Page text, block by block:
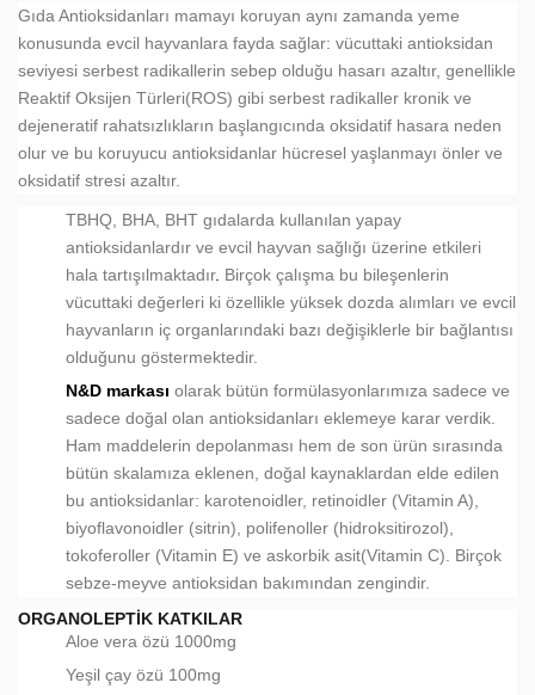
Gıda Antioksidanları mamayı koruyan aynı zamanda yeme
konusunda evcil hayvanlara fayda sağlar: vücuttaki antioksidan
seviyesi serbest radikallerin sebep olduğu hasarı azaltır, genellikle
Reaktif Oksijen Türleri(ROS) gibi serbest radikaller kronik ve
dejeneratif rahatsızlıkların başlangıcında oksidatif hasara neden
olur ve bu koruyucu antioksidanlar hücresel yaşlanmayı önler ve
oksidatif stresi azaltır.
TBHQ, BHA, BHT gıdalarda kullanılan yapay
antioksidanlardır ve evcil hayvan sağlığı üzerine etkileri
hala tartışılmaktadır. Birçok çalışma bu bileşenlerin
vücuttaki değerleri ki özellikle yüksek dozda alımları ve evcil
hayvanların iç organlarındaki bazı değişiklerle bir bağlantısı
olduğunu göstermektedir.
N&D markası olarak bütün formülasyonlarımıza sadece ve
sadece doğal olan antioksidanları eklemeye karar verdik.
Ham maddelerin depolanması hem de son ürün sırasında
bütün skalamıza eklenen, doğal kaynaklardan elde edilen
bu antioksidanlar: karotenoidler, retinoidler (Vitamin A),
biyoflavonoidler (sitrin), polifenoller (hidroksitirozol),
tokoferoller (Vitamin E) ve askorbik asit(Vitamin C). Birçok
sebze-meyve antioksidan bakımından zengindir.
ORGANOLEPTIK KATKILAR
Aloe vera özü 1000mg
Yeşil çay özü 100mg